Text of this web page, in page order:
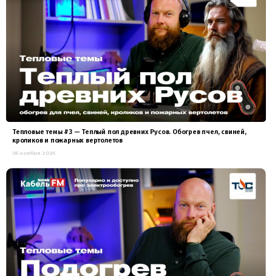
Тепловые темы #3 — Теплый пол древних Русов. Обогрев пчел, свиней,
кроликов и пожарных вертолетов
05 ноября 2025